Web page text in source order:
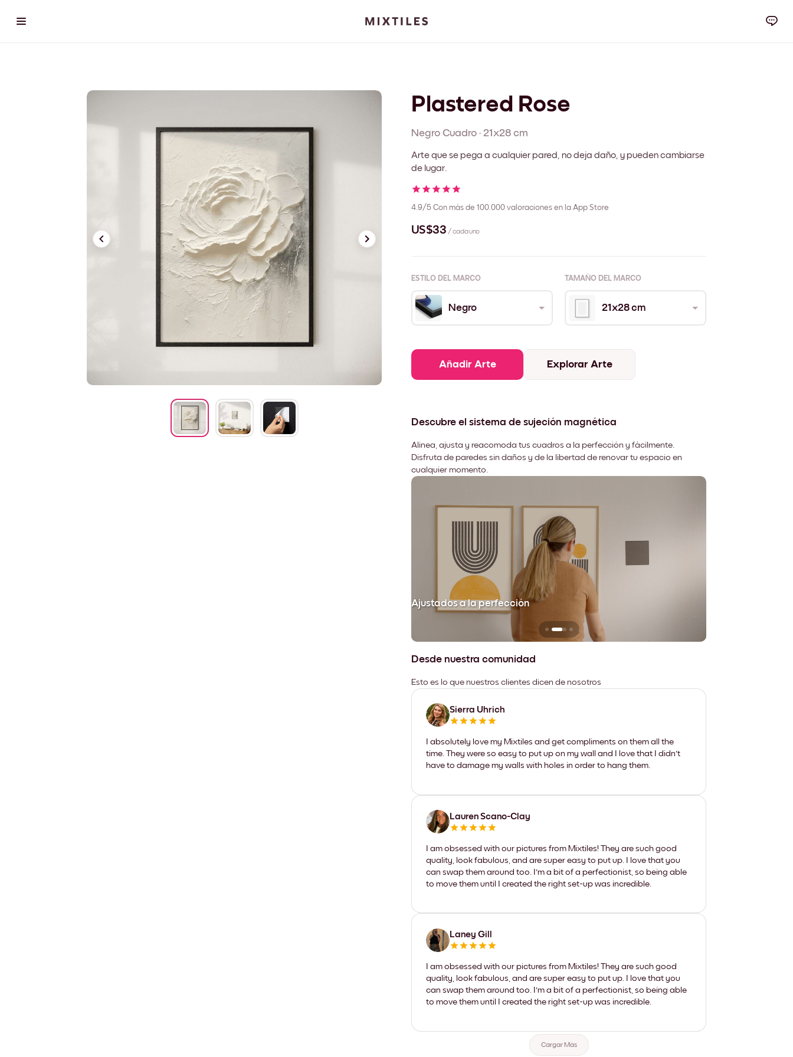
Plastered Rose
Negro Cuadro · 21x28 cm
Arte que se pega a cualquier pared, no deja daño, y pueden cambiarse
de lugar.
4.9/5 Con más de 100.000 valoraciones en la App Store
US$33 / cada uno
ESTILO DEL MARCO TAMAÑO DEL MARCO
Negro 21x28 cm
Añadir Arte Explorar Arte
Descubre el sistema de sujeción magnética
Alinea, ajusta y reacomoda tus cuadros a la perfección y fácilmente.
Disfruta de paredes sin daños y de la libertad de renovar tu espacio en
cualquier momento.
Ajustados a la perfección
Desde nuestra comunidad
Esto es lo que nuestros clientes dicen de nosotros
Sierra Uhrich
I absolutely love my Mixtiles and get compliments on them all the
time. They were so easy to put up on my wall and I love that I didn't
have to damage my walls with holes in order to hang them.
Lauren Scano-Clay
I am obsessed with our pictures from Mixtiles! They are such good
quality, look fabulous, and are super easy to put up. I love that you
can swap them around too. I'm a bit of a perfectionist, so being able
to move them until I created the right set-up was incredible.
Laney Gill
I am obsessed with our pictures from Mixtiles! They are such good
quality, look fabulous, and are super easy to put up. I love that you
can swap them around too. I'm a bit of a perfectionist, so being able
to move them until I created the right set-up was incredible.
Cargar Más